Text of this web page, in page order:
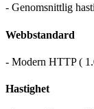
- Genomsnittlig
Webbstandard
- Modern HTTP (
Hastighet